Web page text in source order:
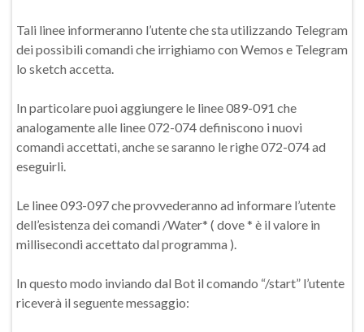
Tali linee informeranno l’utente che sta utilizzando Telegram
dei possibili comandi che irrighiamo con Wemos e Telegram
lo sketch accetta.
In particolare puoi aggiungere le linee 089-091 che
analogamente alle linee 072-074 definiscono i nuovi
comandi accettati, anche se saranno le righe 072-074 ad
eseguirli.
Le linee 093-097 che provvederanno ad informare l’utente
dell’esistenza dei comandi /Water* ( dove * è il valore in
millisecondi accettato dal programma ).
In questo modo inviando dal Bot il comando “/start” l’utente
riceverà il seguente messaggio: